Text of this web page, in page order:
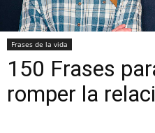
Frases de la vida
150 Frases
romper la